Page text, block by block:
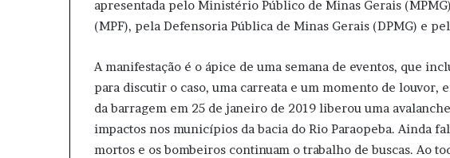
apresentada pelo Ministério Público de Minas Gerais
(MPF), pela Defensoria Pública de Minas Gerais (DPMG) e
A manifestação é o ápice de uma semana de eventos, que
para discutir o caso, uma carreata e um momento de louvor,
da barragem em 25 de janeiro de 2019 liberou uma
impactos nos municípios da bacia do Rio Paraopeba. Ainda
mortos e os bombeiros continuam o trabalho de buscas. Ao